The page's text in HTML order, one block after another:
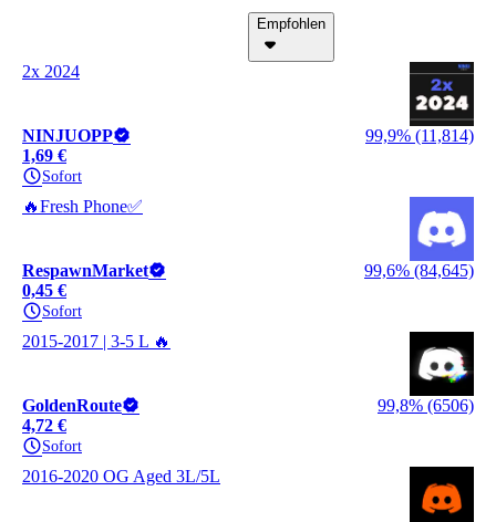
Empfohlen
2x 2024
NINJUOPP
99,9% (11,814)
1,69 €
Sofort
🔥Fresh Phone✅
RespawnMarket
99,6% (84,645)
0,45 €
Sofort
2015-2017 | 3-5 L 🔥
GoldenRoute
99,8% (6506)
4,72 €
Sofort
2016-2020 OG Aged 3L/5L